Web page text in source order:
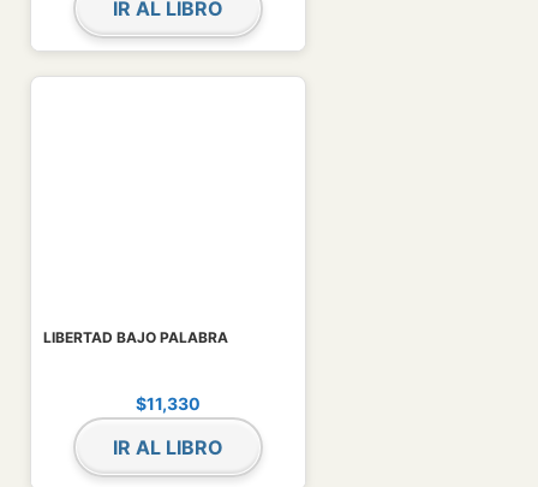
IR AL LIBRO
LIBERTAD BAJO PALABRA
$11,330
IR AL LIBRO